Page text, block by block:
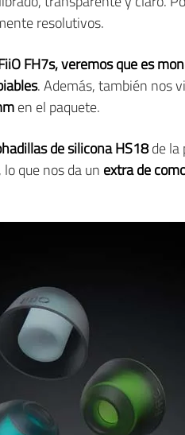
resolutivos.
FH7s, veremos que es
. Además, también nos
en el paquete.
de silicona HS18de la
, lo que nos da un extra de